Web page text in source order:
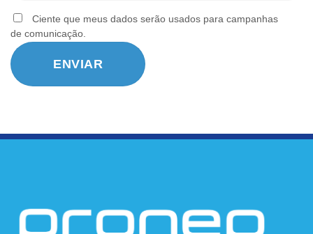
Ciente que meus dados serão usados para campanhas
de comunicação.